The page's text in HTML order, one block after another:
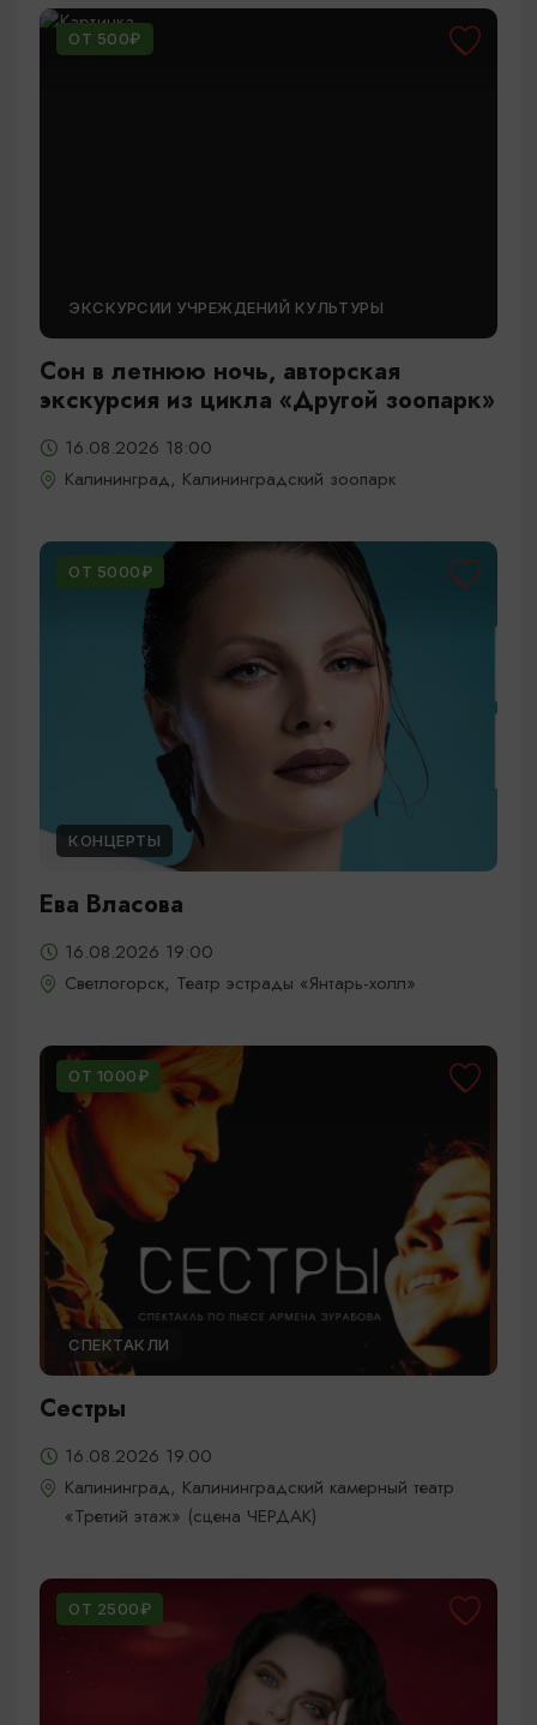
ОТ 500₽
ЭКСКУРСИИ УЧРЕЖДЕНИЙ КУЛЬТУРЫ
Сон в летнюю ночь, авторская
экскурсия из цикла «Другой зоопарк»
16.08.2026 18:00
Калининград, Калининградский зоопарк
ОТ 5000₽
КОНЦЕРТЫ
Ева Власова
16.08.2026 19:00
Светлогорск, Театр эстрады «Янтарь-холл»
ОТ 1000₽
СПЕКТАКЛИ
Сестры
16.08.2026 19.00
Калининград, Калининградский камерный театр
«Третий этаж» (сцена ЧЕРДАК)
ОТ 2500₽